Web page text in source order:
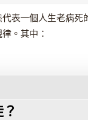
表一個人生老病
。其中：